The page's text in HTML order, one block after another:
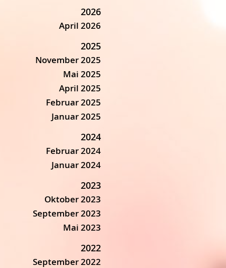
2026
April 2026
2025
November 2025
Mai 2025
April 2025
Februar 2025
Januar 2025
2024
Februar 2024
Januar 2024
2023
Oktober 2023
September 2023
Mai 2023
2022
September 2022